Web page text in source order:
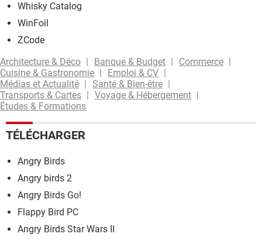
Whisky Catalog
WinFoil
ZCode
Architecture & Déco
Banque & Budget
Commerce
Cuisine & Gastronomie
Emploi & CV
Médias et Actualité
Santé & Bien-être
Transports & Cartes
Voyage & Hébergement
Études & Formations
TÉLÉCHARGER
Angry Birds
Angry birds 2
Angry Birds Go!
Flappy Bird PC
Angry Birds Star Wars II